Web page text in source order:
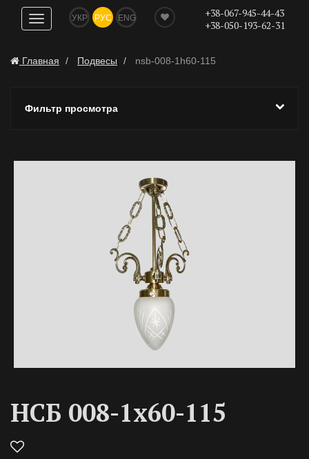
Показать
навигацию
УКР РУС ENG
+38-067-945-44-43
+38-050-193-62-31
Главная Подвесы nsb-008-1h60-115
Фильтр просмотра
НСБ 008-1х60-115